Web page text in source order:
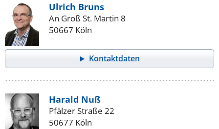
Ulrich Bruns
An Groß St. Martin 8
50667 Köln
Kontaktdaten
Harald Nuß
Pfälzer Straße 22
50677 Köln